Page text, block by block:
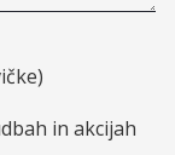
in akcijah